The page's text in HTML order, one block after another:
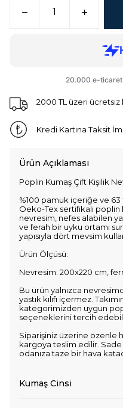
2000 TL üzeri ücretsiz
Kredi Kartına Taksit
Ürün Açıklaması
Poplin Kumaş Çift Kişilik
%100 pamuk içeriğe ve 63
Oeko-Tex sertifikalı
nevresim, nefes alabilen
ve ferah bir uyku ortamı
yapısıyla dört mevsim
Ürün Ölçüsü:
Nevresim: 200x220 cm,
Bu ürün yalnızca
yastık kılıfı içermez.
kategorimizden uygun
seçeneklerini tercih
Siparişiniz üzerine özenle
kargoya teslim edilir. Sade
odanıza taze bir hava
Kumaş Cinsi